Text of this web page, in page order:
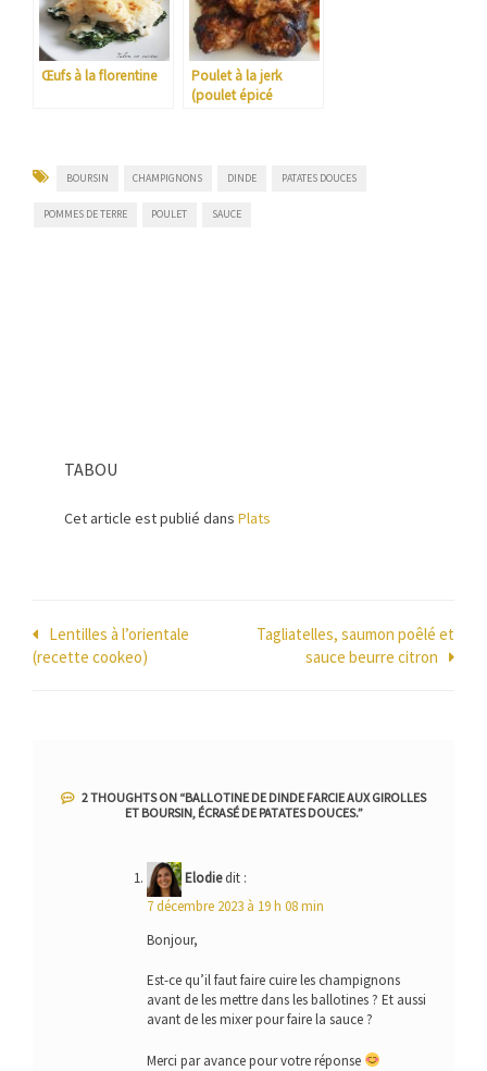
Œufs à la florentine
Poulet à la jerk
(poulet épicé
BOURSIN CHAMPIGNONS DINDE PATATES DOUCES
POMMES DE TERRE POULET SAUCE
TABOU
Cet article est publié dans Plats
Navigation
de
Lentilles à l’orientale
(recette cookeo)
Tagliatelles, saumon poêlé et
sauce beurre citron
2 THOUGHTS ON “BALLOTINE DE DINDE FARCIE AUX GIROLLES
ET BOURSIN, ÉCRASÉ DE PATATES DOUCES.”
Elodie dit :
7 décembre 2023 à 19 h 08 min
Bonjour,
Est-ce qu’il faut faire cuire les champignons
avant de les mettre dans les ballotines ? Et aussi
avant de les mixer pour faire la sauce ?
Merci par avance pour votre réponse